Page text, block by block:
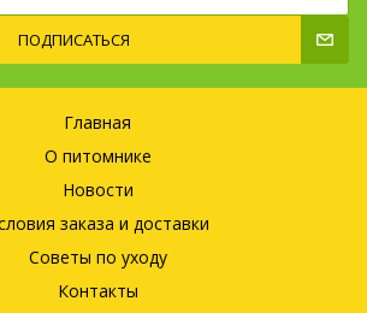
ПОДПИСАТЬСЯ
Главная
О питомнике
Новости
заказа и доставки
Советы по уходу
Контакты